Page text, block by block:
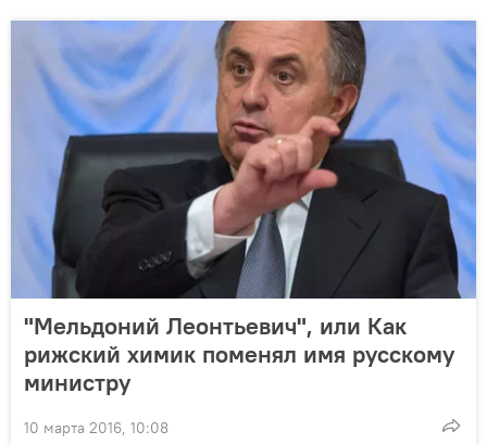
"Мельдоний Леонтьевич", или Как
рижский химик поменял имя русскому
министру
10 марта 2016, 10:08